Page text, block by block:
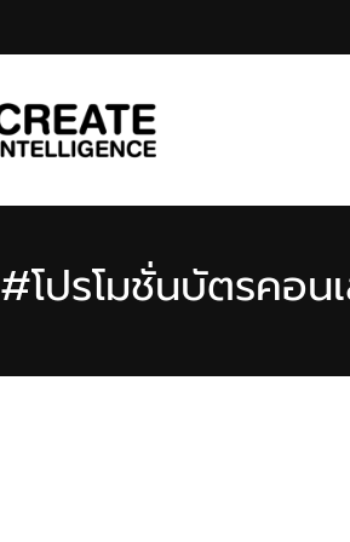
#โปรโมชั่นบัตรคอน